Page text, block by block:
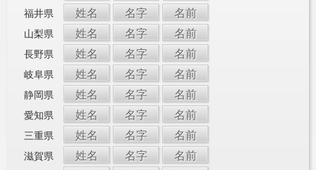
福井県 姓名 名字 名前
山梨県 姓名 名字 名前
長野県 姓名 名字 名前
岐阜県 姓名 名字 名前
静岡県 姓名 名字 名前
愛知県 姓名 名字 名前
三重県 姓名 名字 名前
滋賀県 姓名 名字 名前